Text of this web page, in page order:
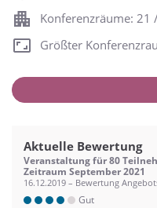
Konferenzräume: 21
Größter
Aktuelle Bewertung
Veranstaltung für 80
Zeitraum September 2021
16.12.2019 – Bewertung
Gut